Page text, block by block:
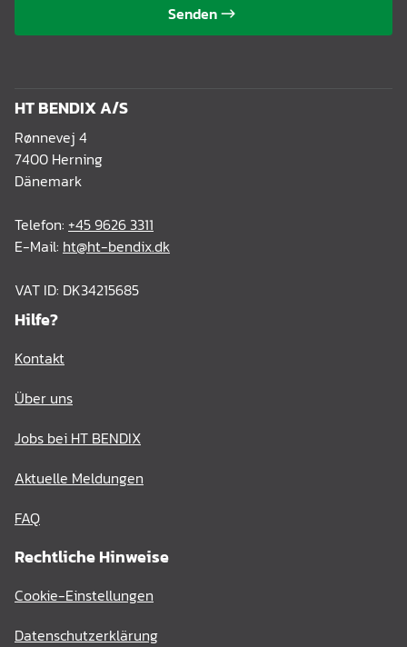
Senden
HT BENDIX A/S
Rønnevej 4
7400 Herning
Dänemark
Telefon: +45 9626 3311
E-Mail: ht@ht-bendix.dk
VAT ID: DK34215685
Hilfe?
Kontakt
Über uns
Jobs bei HT BENDIX
Aktuelle Meldungen
FAQ
Rechtliche Hinweise
Cookie-Einstellungen
Datenschutzerklärung